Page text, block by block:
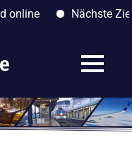
Nächste Ziele:
MENÜ